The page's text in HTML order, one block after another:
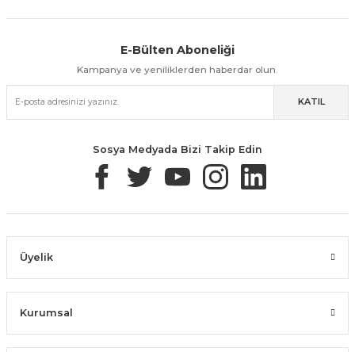
Kolay İade & Değişim Güvenli Alışveriş
Güvenli Paketleme Taksit / Havale İle Alışveriş Kolay İade & Değişim
E-Bülten Aboneliği
Kampanya ve yeniliklerden haberdar olun.
KATIL
Sosya Medyada Bizi Takip Edin
Üyelik
Kurumsal